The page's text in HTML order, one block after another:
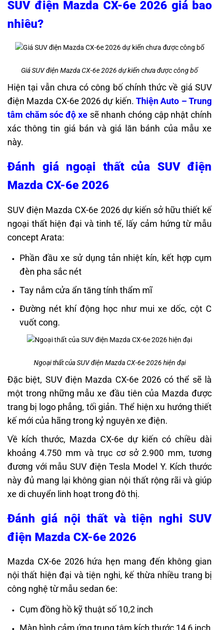
SUV điện Mazda CX-6e 2026 giá bao
nhiêu?
Giá SUV điện Mazda CX-6e 2026 dự kiến chưa được công bố
Hiện tại vẫn chưa có công bố chính thức về giá SUV
điện Mazda CX-6e 2026 dự kiến. Thiện Auto – Trung
tâm chăm sóc độ xesẽ nhanh chóng cập nhật chính
xác thông tin giá bán và giá lăn bánh của mẫu xe
này.
Đánh giá ngoại thất của SUV điện
Mazda CX-6e 2026
SUV điện Mazda CX-6e 2026 dự kiến sở hữu thiết kế
ngoại thất hiện đại và tinh tế, lấy cảm hứng từ mẫu
concept Arata:
Phần đầu xe sử dụng tản nhiệt kín, kết hợp cụm
đèn pha sắc nét
Tay nắm cửa ẩn tăng tính thẩm mĩ
Đường nét khí động học như mui xe dốc, cột C
vuốt cong.
Ngoại thất của SUV điện Mazda CX-6e 2026 hiện đại
Đặc biệt, SUV điện Mazda CX-6e 2026 có thể sẽ là
một trong những mẫu xe đầu tiên của Mazda được
trang bị logo phẳng, tối giản. Thể hiện xu hướng thiết
kế mới của hãng trong kỷ nguyên xe điện.
Về kích thước, Mazda CX-6e dự kiến có chiều dài
khoảng 4.750 mm và trục cơ sở 2.900 mm, tương
đương với mẫu SUV điện Tesla Model Y. Kích thước
này đủ mang lại không gian nội thất rộng rãi và giúp
xe di chuyển linh hoạt trong đô thị.
Đánh giá nội thất và tiện nghi SUV
điện Mazda CX-6e 2026
Mazda CX-6e 2026 hứa hẹn mang đến không gian
nội thất hiện đại và tiện nghi, kế thừa nhiều trang bị
công nghệ từ mẫu sedan 6e:
Cụm đồng hồ kỹ thuật số 10,2 inch